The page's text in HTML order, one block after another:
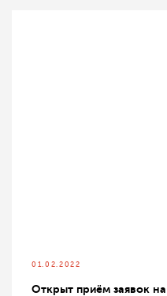
01.02.2022
Открыт приём заявок на